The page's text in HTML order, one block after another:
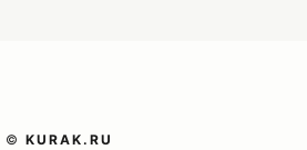
© KURAK.RU